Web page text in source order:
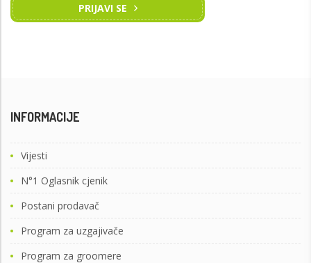
PRIJAVI SE
INFORMACIJE
Vijesti
N°1 Oglasnik cjenik
Postani prodavač
Program za uzgajivače
Program za groomere